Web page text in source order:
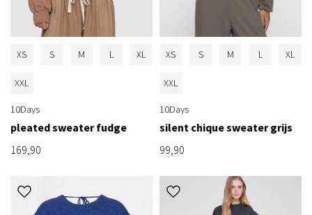
XS S M L XL
XXL
10Days
pleated sweater fudge
169,90
XS S M L XL
XXL
10Days
silent chique sweater grijs
99,90